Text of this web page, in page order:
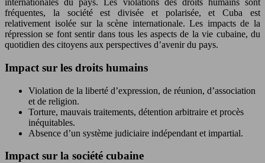
internationales du pays. Les violations des droits humains sont
fréquentes, la société est divisée et polarisée, et Cuba est
relativement isolée sur la scène internationale. Les impacts de la
répression se font sentir dans tous les aspects de la vie cubaine, du
quotidien des citoyens aux perspectives d’avenir du pays.
Impact sur les droits humains
Violation de la liberté d’expression, de réunion, d’association
et de religion.
Torture, mauvais traitements, détention arbitraire et procès
inéquitables.
Absence d’un système judiciaire indépendant et impartial.
Impact sur la société cubaine